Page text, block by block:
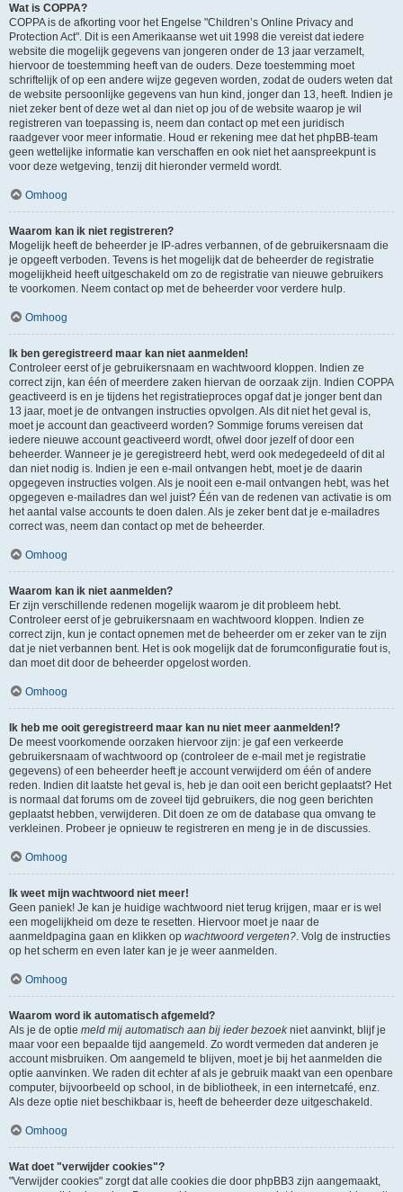
Wat is COPPA?
COPPA is de afkorting voor het Engelse "Children’s Online Privacy and
Protection Act". Dit is een Amerikaanse wet uit 1998 die vereist dat iedere
website die mogelijk gegevens van jongeren onder de 13 jaar verzamelt,
hiervoor de toestemming heeft van de ouders. Deze toestemming moet
schriftelijk of op een andere wijze gegeven worden, zodat de ouders weten dat
de website persoonlijke gegevens van hun kind, jonger dan 13, heeft. Indien je
niet zeker bent of deze wet al dan niet op jou of de website waarop je wil
registreren van toepassing is, neem dan contact op met een juridisch
raadgever voor meer informatie. Houd er rekening mee dat het phpBB-team
geen wettelijke informatie kan verschaffen en ook niet het aanspreekpunt is
voor deze wetgeving, tenzij dit hieronder vermeld wordt.
Omhoog
Waarom kan ik niet registreren?
Mogelijk heeft de beheerder je IP-adres verbannen, of de gebruikersnaam die
je opgeeft verboden. Tevens is het mogelijk dat de beheerder de registratie
mogelijkheid heeft uitgeschakeld om zo de registratie van nieuwe gebruikers
te voorkomen. Neem contact op met de beheerder voor verdere hulp.
Omhoog
Ik ben geregistreerd maar kan niet aanmelden!
Controleer eerst of je gebruikersnaam en wachtwoord kloppen. Indien ze
correct zijn, kan één of meerdere zaken hiervan de oorzaak zijn. Indien COPPA
geactiveerd is en je tijdens het registratieproces opgaf dat je jonger bent dan
13 jaar, moet je de ontvangen instructies opvolgen. Als dit niet het geval is,
moet je account dan geactiveerd worden? Sommige forums vereisen dat
iedere nieuwe account geactiveerd wordt, ofwel door jezelf of door een
beheerder. Wanneer je je geregistreerd hebt, werd ook medegedeeld of dit al
dan niet nodig is. Indien je een e-mail ontvangen hebt, moet je de daarin
opgegeven instructies volgen. Als je nooit een e-mail ontvangen hebt, was het
opgegeven e-mailadres dan wel juist? Één van de redenen van activatie is om
het aantal valse accounts te doen dalen. Als je zeker bent dat je e-mailadres
correct was, neem dan contact op met de beheerder.
Omhoog
Waarom kan ik niet aanmelden?
Er zijn verschillende redenen mogelijk waarom je dit probleem hebt.
Controleer eerst of je gebruikersnaam en wachtwoord kloppen. Indien ze
correct zijn, kun je contact opnemen met de beheerder om er zeker van te zijn
dat je niet verbannen bent. Het is ook mogelijk dat de forumconfiguratie fout is,
dan moet dit door de beheerder opgelost worden.
Omhoog
Ik heb me ooit geregistreerd maar kan nu niet meer aanmelden!?
De meest voorkomende oorzaken hiervoor zijn: je gaf een verkeerde
gebruikersnaam of wachtwoord op (controleer de e-mail met je registratie
gegevens) of een beheerder heeft je account verwijderd om één of andere
reden. Indien dit laatste het geval is, heb je dan ooit een bericht geplaatst? Het
is normaal dat forums om de zoveel tijd gebruikers, die nog geen berichten
geplaatst hebben, verwijderen. Dit doen ze om de database qua omvang te
verkleinen. Probeer je opnieuw te registreren en meng je in de discussies.
Omhoog
Ik weet mijn wachtwoord niet meer!
Geen paniek! Je kan je huidige wachtwoord niet terug krijgen, maar er is wel
een mogelijkheid om deze te resetten. Hiervoor moet je naar de
aanmeldpagina gaan en klikken op wachtwoord vergeten?. Volg de instructies
op het scherm en even later kan je je weer aanmelden.
Omhoog
Waarom word ik automatisch afgemeld?
Als je de optie meld mij automatisch aan bij ieder bezoekniet aanvinkt, blijf je
maar voor een bepaalde tijd aangemeld. Zo wordt vermeden dat anderen je
account misbruiken. Om aangemeld te blijven, moet je bij het aanmelden die
optie aanvinken. We raden dit echter af als je gebruik maakt van een openbare
computer, bijvoorbeeld op school, in de bibliotheek, in een internetcafé, enz.
Als deze optie niet beschikbaar is, heeft de beheerder deze uitgeschakeld.
Omhoog
Wat doet "verwijder cookies"?
"Verwijder cookies" zorgt dat alle cookies die door phpBB3 zijn aangemaakt,